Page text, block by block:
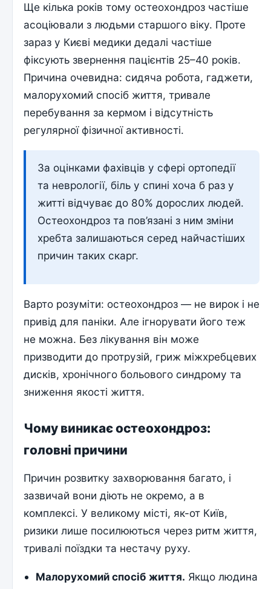
Ще кілька років тому остеохондроз частіше
асоціювали з людьми старшого віку. Проте
зараз у Києві медики дедалі частіше
фіксують звернення пацієнтів 25–40 років.
Причина очевидна: сидяча робота, гаджети,
малорухомий спосіб життя, тривале
перебування за кермом і відсутність
регулярної фізичної активності.
За оцінками фахівців у сфері ортопедії
та неврології, біль у спині хоча б раз у
житті відчуває до 80% дорослих людей.
Остеохондроз та пов’язані з ним зміни
хребта залишаються серед найчастіших
причин таких скарг.
Варто розуміти: остеохондроз — не вирок і не
привід для паніки. Але ігнорувати його теж
не можна. Без лікування він може
призводити до протрузій, гриж міжхребцевих
дисків, хронічного больового синдрому та
зниження якості життя.
Чому виникає остеохондроз:
головні причини
Причин розвитку захворювання багато, і
зазвичай вони діють не окремо, а в
комплексі. У великому місті, як-от Київ,
ризики лише посилюються через ритм життя,
тривалі поїздки та нестачу руху.
Малорухомий спосіб життя. Якщо людина